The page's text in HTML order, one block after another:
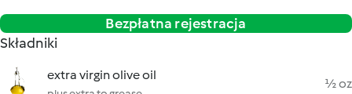
Bezpłatna rejestracja
Składniki
extra virgin olive oil
½ oz